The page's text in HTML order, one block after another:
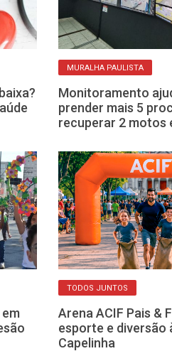
MURALHA PAULISTA
Monitoramento
prender mais 5
recuperar 2 motos
TODOS JUNTOS
Arena ACIF Pais &
esporte e diversão
Capelinha